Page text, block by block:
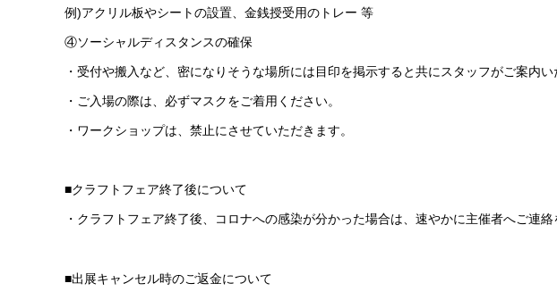
例)アクリル板やシートの設置、金銭授受用のトレー 等
④ソーシャルディスタンスの確保
・受付や搬入など、密になりそうな場所には目印を掲示すると共にスタッフがご案内い
・ご入場の際は、必ずマスクをご着用ください。
・ワークショップは、禁止にさせていただきます。
■クラフトフェア終了後について
・クラフトフェア終了後、コロナへの感染が分かった場合は、速やかに主催者へご連
■出展キャンセル時のご返金について